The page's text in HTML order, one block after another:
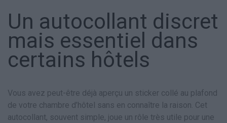
Un autocollant discret
mais essentiel dans
certains hôtels
Vous avez peut-être déjà aperçu un sticker collé au plafond
de votre chambre d’hôtel sans en connaître la raison. Cet
autocollant, souvent simple, joue un rôle très utile pour une